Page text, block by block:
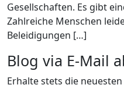
Gesellschaften. Es gibt
Zahlreiche Menschen
Beleidigungen […]
Blog via E-Mail
Erhalte stets die